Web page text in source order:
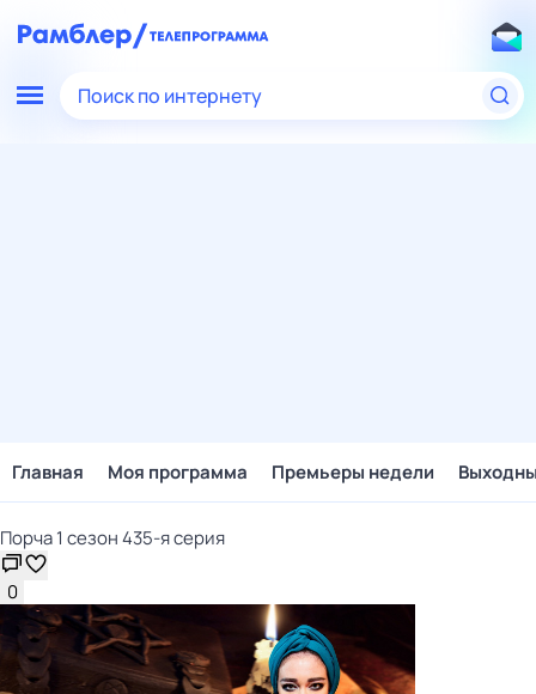
Поиск по интернету
Главная Моя программа Премьеры недели
Порча 1 сезон 435-я серия
0